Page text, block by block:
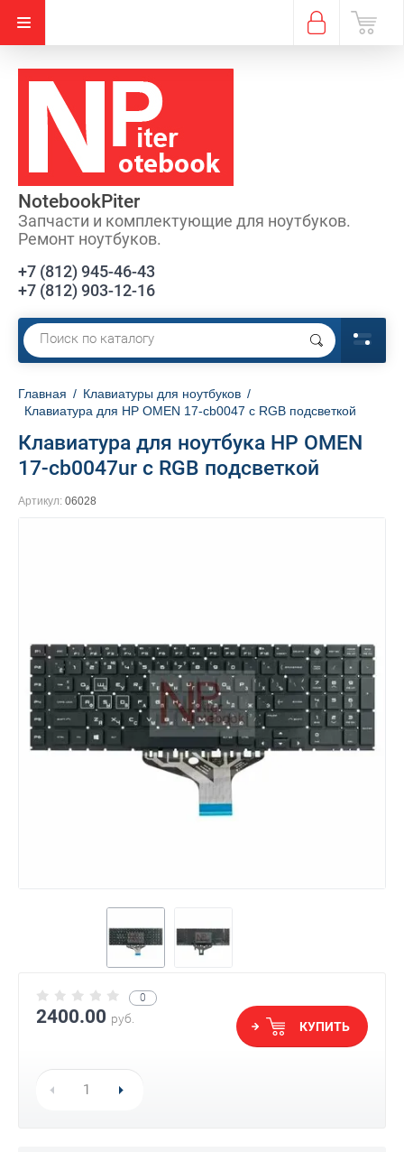
NotebookPiter
Запчасти и комплектующие для ноутбуков.
Ремонт ноутбуков.
+7 (812) 945-46-43
+7 (812) 903-12-16
Главная / Клавиатуры для ноутбуков /
Клавиатура для HP OMEN 17-cb0047 с RGB подсветкой
Клавиатура для ноутбука HP OMEN
17-cb0047ur с RGB подсветкой
Артикул: 06028
0
2400.00 руб.
КУПИТЬ